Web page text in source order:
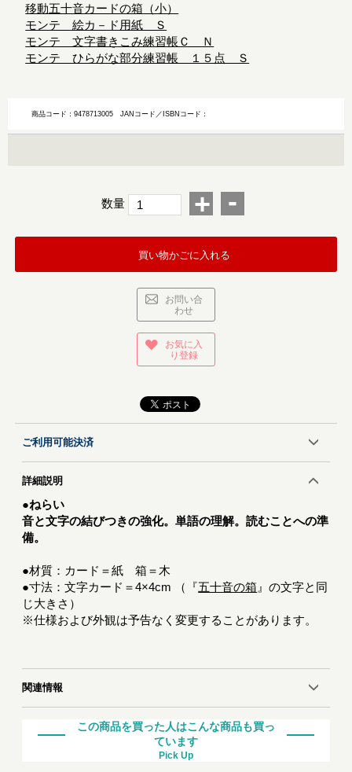
移動五十音カードの箱（小）
モンテ 絵カ－ド用紙 Ｓ
モンテ 文字書きこみ練習帳Ｃ Ｎ
モンテ ひらがな部分練習帳 １５点 Ｓ
商品コード：9478713005JANコード／ISBNコード：
数量 + -
買い物かごに入れる
お問い合
わせ
お気に入
り登録
ご利用可能決済
詳細説明
●ねらい
音と文字の結びつきの強化。単語の理解。読むことへの準
備。
●材質：カード＝紙 箱＝木
●寸法：文字カード＝4×4cm （『五十音の箱 』の文字と同
じ大きさ）
※仕様および外観は予告なく変更することがあります。
関連情報
この商品を買った人はこんな商品も買っ
ています
Pick Up